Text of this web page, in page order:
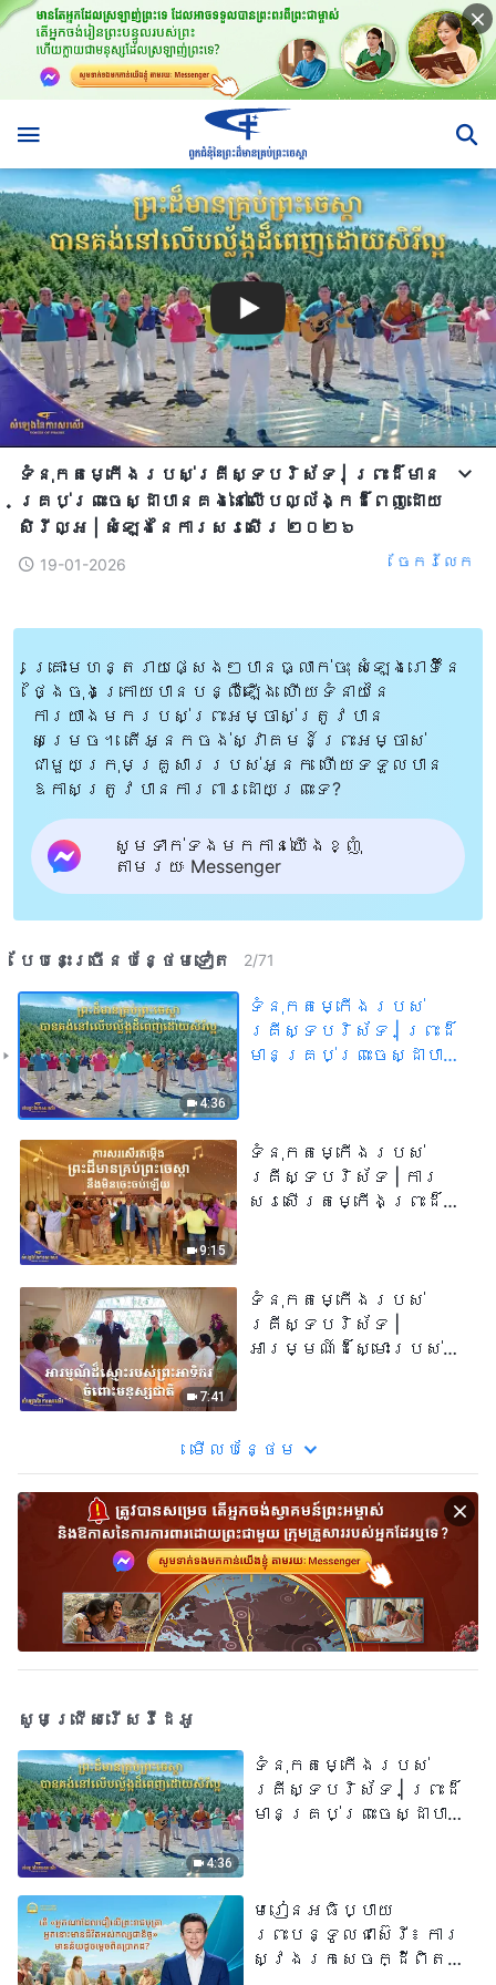
ទំនុកតម្កើង​របស់​គ្រីស្ទបរិស័ទ​ | ព្រះដ៏មាន
គ្រប់ព្រះចេស្ដាបានគង់នៅលើបល្ល័ង្កដ៏ពេញដោយ
សិរីល្អ​ | សំឡេងនៃការសរសើរ ២០២៦
19-01-2026 ចែក​រំលែក
គ្រោះមហន្តរាយផ្សេងៗបានធ្លាក់ចុះ សំឡេងរោទិ៍នៃ
ថ្ងៃចុងក្រោយបានបន្លឺឡើង ហើយទំនាយនៃ
ការយាងមករបស់ព្រះអម្ចាស់ត្រូវបាន
សម្រេច។ តើអ្នកចង់ស្វាគមន៍ព្រះអម្ចាស់
ជាមួយក្រុមគ្រួសាររបស់អ្នក ហើយទទួលបាន
ឱកាសត្រូវបានការពារដោយព្រះទេ?
សូមទាក់ទងមកកាន់យើងខ្ញុំ
តាមរយៈ Messenger
បែបនេះ​ច្រើនបន្ថែម​ទៀត​ 2/71
4:36
ទំនុកតម្កើង​របស់​
គ្រីស្ទបរិស័ទ​ | ព្រះដ៏
មានគ្រប់ព្រះចេស្ដាបាន
9:15
ទំនុកតម្កើង​របស់​
គ្រីស្ទបរិស័ទ​ | ការ
សរសើរតម្កើងព្រះដ៏
7:41
ទំនុកតម្កើង​របស់​
គ្រីស្ទបរិស័ទ |
អារម្មណ៍ដ៏ស្មោះរបស់
មើល​​បន្ថែម​
សូមជ្រើសរើសវីដេអូ
4:36
ទំនុកតម្កើង​របស់​
គ្រីស្ទបរិស័ទ​ | ព្រះដ៏
មានគ្រប់ព្រះចេស្ដាបាន
មេរៀនអធិប្បាយ
ព្រះបន្ទូលជាស៊េរី៖ ការ
ស្វែងរកសេចក្ដីពិតនៅ